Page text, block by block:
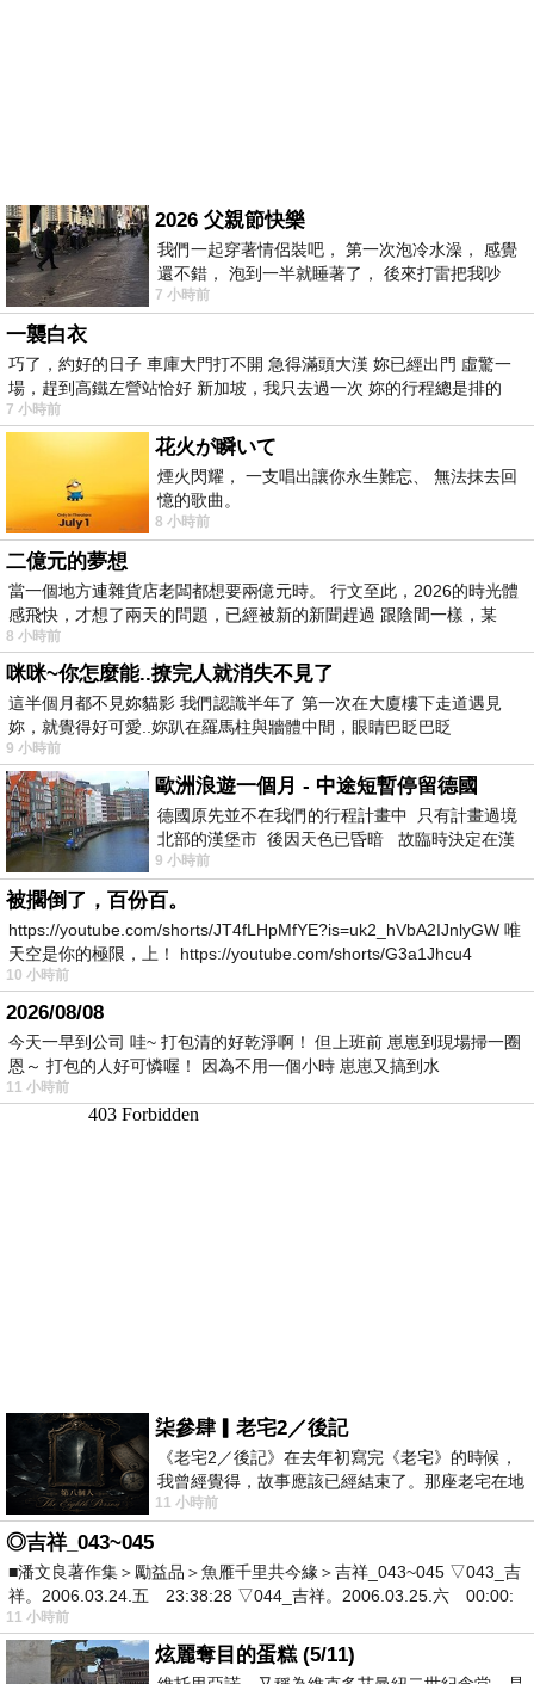
2026 父親節快樂
我們一起穿著情侶裝吧， 第一次泡冷水澡， 感覺
還不錯， 泡到一半就睡著了， 後來打雷把我吵
醒， 手
7 小時前
一襲白衣
巧了，約好的日子 車庫大門打不開 急得滿頭大漢 妳已經出門 虛驚一
場，趕到高鐵左營站恰好 新加坡，我只去過一次 妳的行程總是排的
7 小時前
花火が瞬いて
煙火閃耀， 一支唱出讓你永生難忘、 無法抹去回
憶的歌曲。
8 小時前
二億元的夢想
當一個地方連雜貨店老闆都想要兩億元時。 行文至此，2026的時光體
感飛快，才想了兩天的問題，已經被新的新聞趕過 跟陰間一樣，某
8 小時前
咪咪~你怎麼能..撩完人就消失不見了
這半個月都不見妳貓影 我們認識半年了 第一次在大廈樓下走道遇見
妳，就覺得好可愛..妳趴在羅馬柱與牆體中間，眼睛巴眨巴眨
9 小時前
歐洲浪遊一個月 - 中途短暫停留德國
德國原先並不在我們的行程計畫中 只有計畫過境
北部的漢堡市 後因天色已昏暗 故臨時決定在漢
堡市吃晚餐和過夜
9 小時前
被擱倒了，百份百。
https://youtube.com/shorts/JT4fLHpMfYE?is=uk2_hVbA2IJnlyGW 唯
天空是你的極限，上！ https://youtube.com/shorts/G3a1Jhcu4
10 小時前
2026/08/08
今天一早到公司 哇~ 打包清的好乾淨啊！ 但上班前 崽崽到現場掃一圈
恩～ 打包的人好可憐喔！ 因為不用一個小時 崽崽又搞到水
11 小時前
柒參肆▎老宅2／後記
《老宅2／後記》在去年初寫完《老宅》的時候，
我曾經覺得，故事應該已經結束了。那座老宅在地
震中倒塌，七個人終於離開那片黑暗，
11 小時前
◎吉祥_043~045
■潘文良著作集＞勵益品＞魚雁千里共今緣＞吉祥_043~045 ▽043_吉
祥。2006.03.24.五 23:38:28 ▽044_吉祥。2006.03.25.六 00:00:
11 小時前
炫麗奪目的蛋糕 (5/11)